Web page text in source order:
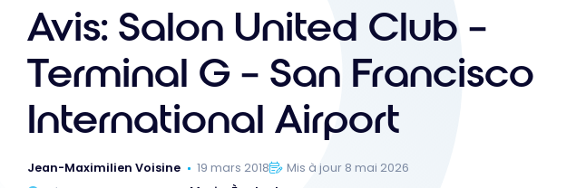
Avis: Salon United Club –
Terminal G – San Francisco
International Airport
Jean-Maximilien Voisine 19 mars 2018
Mis à jour 8 mai 2026